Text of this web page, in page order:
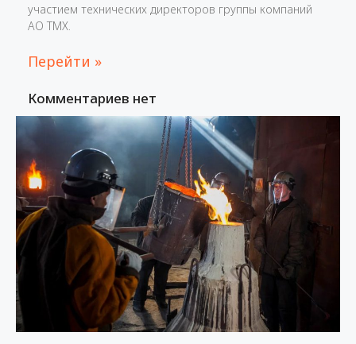
участием технических директоров группы компаний
АО ТМХ.
Перейти »
Комментариев нет